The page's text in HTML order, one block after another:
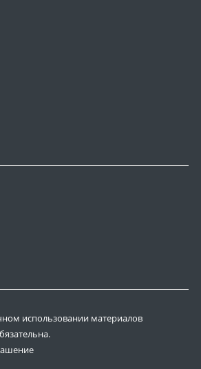
использовании материалов